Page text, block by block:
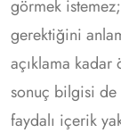
görmek
gerektiğini
açıklama
sonuç bilgisi de
faydalı içerik